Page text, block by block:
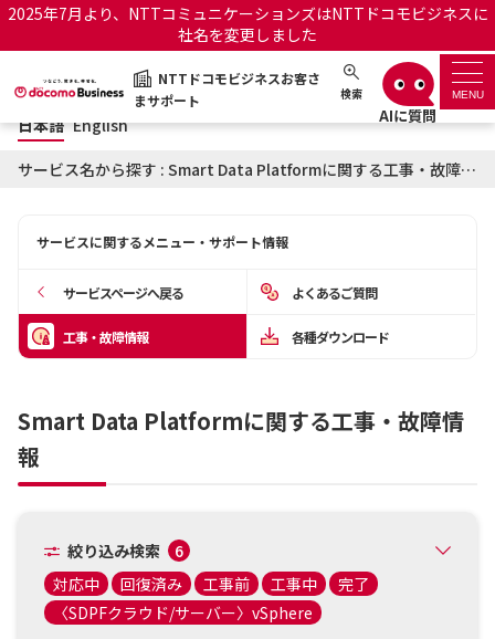
2025年7月より、NTTコミュニケーションズはNTTドコモビジネスに
社名を変更しました
NTTドコモビジネスお客さ
まサポート
検索 MENU
NTTドコモビジネスお客さまサポート 日本語 English
サポートトップ
お知らせ サポートサイトの使い方
日本語 English
サービス名から探す : Smart Data Platformに関する工事・故障情報
サービスに関するメニュー・サポート情報
サービスページへ戻る よくあるご質問
工事・故障情報 各種ダウンロード
Smart Data Platformに関する工事・故障情
報
絞り込み検索
6
対応中
回復済み 工事前 工事中
完了
〈SDPFクラウド/サーバー〉vSphere